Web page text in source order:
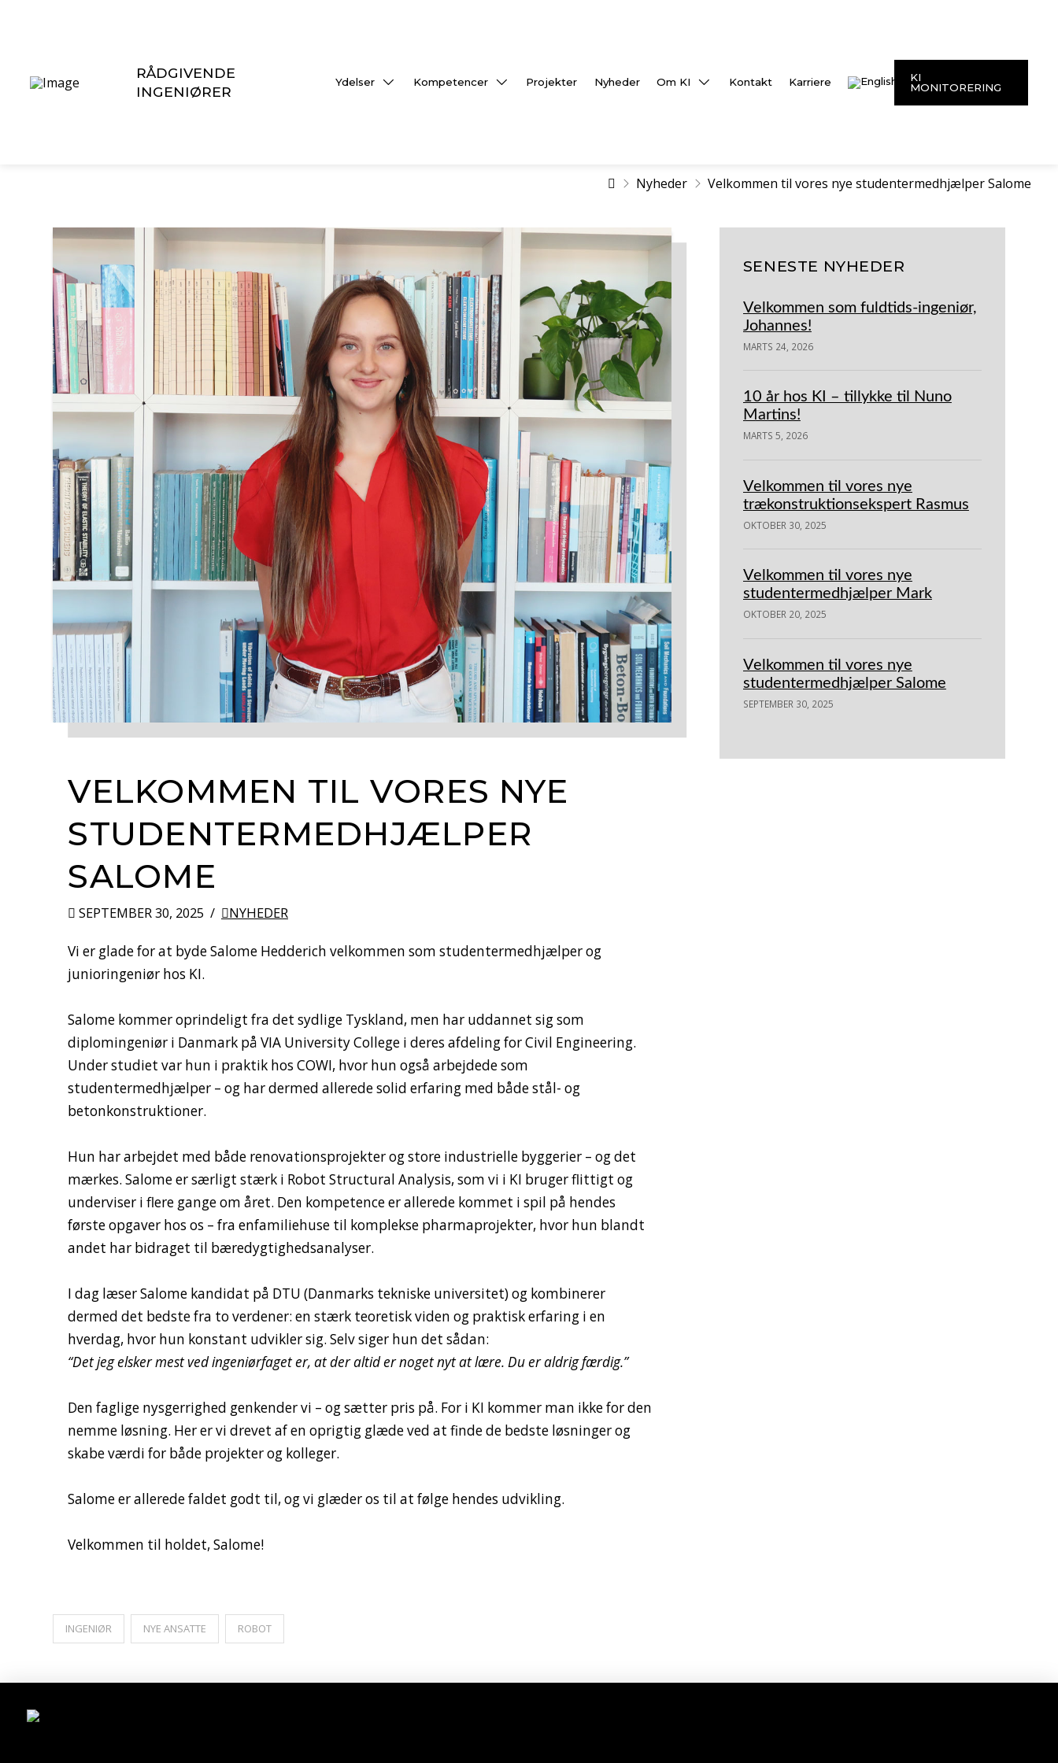
RÅDGIVENDE
INGENIØRER
Ydelser Kompetencer Projekter Nyheder Om KI Kontakt Karriere
KI
MONITORERING
HomeNyheder Velkommen til vores nye studentermedhjælper Salome
VELKOMMEN TIL VORES NYE
STUDENTERMEDHJÆLPER
SALOME
SEPTEMBER 30, 2025 NYHEDER
Vi er glade for at byde Salome Hedderich velkommen som studentermedhjælper og
junioringeniør hos KI.
Salome kommer oprindeligt fra det sydlige Tyskland, men har uddannet sig som
diplomingeniør i Danmark på VIA University College i deres afdeling for Civil Engineering.
Under studiet var hun i praktik hos COWI, hvor hun også arbejdede som
studentermedhjælper – og har dermed allerede solid erfaring med både stål- og
betonkonstruktioner.
Hun har arbejdet med både renovationsprojekter og store industrielle byggerier – og det
mærkes. Salome er særligt stærk i Robot Structural Analysis, som vi i KI bruger flittigt og
underviser i flere gange om året. Den kompetence er allerede kommet i spil på hendes
første opgaver hos os – fra enfamiliehuse til komplekse pharmaprojekter, hvor hun blandt
andet har bidraget til bæredygtighedsanalyser.
I dag læser Salome kandidat på DTU (Danmarks tekniske universitet) og kombinerer
dermed det bedste fra to verdener: en stærk teoretisk viden og praktisk erfaring i en
hverdag, hvor hun konstant udvikler sig. Selv siger hun det sådan:
“Det jeg elsker mest ved ingeniørfaget er, at der altid er noget nyt at lære. Du er aldrig færdig.”
Den faglige nysgerrighed genkender vi – og sætter pris på. For i KI kommer man ikke for den
nemme løsning. Her er vi drevet af en oprigtig glæde ved at finde de bedste løsninger og
skabe værdi for både projekter og kolleger.
Salome er allerede faldet godt til, og vi glæder os til at følge hendes udvikling.
Velkommen til holdet, Salome!
INGENIØR NYE ANSATTE ROBOT
SENESTE NYHEDER
Velkommen som fuldtids-ingeniør,
Johannes!
MARTS 24, 2026
10 år hos KI – tillykke til Nuno
Martins!
MARTS 5, 2026
Velkommen til vores nye
trækonstruktionsekspert Rasmus
OKTOBER 30, 2025
Velkommen til vores nye
studentermedhjælper Mark
OKTOBER 20, 2025
Velkommen til vores nye
studentermedhjælper Salome
SEPTEMBER 30, 2025